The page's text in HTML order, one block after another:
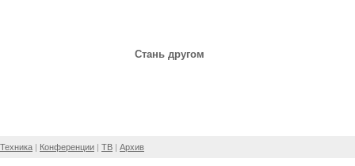
Стань другом
Техника Конференции ТВ Архив